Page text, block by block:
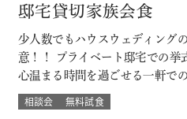
邸宅貸切家族会食
少人数でもハウスウェディング
意！！ プライベート邸宅での挙
心温まる時間を過ごせる一軒で
様までご案内OK このフェアに
BENEFITS HPからフェア予約
相談会 無料試食